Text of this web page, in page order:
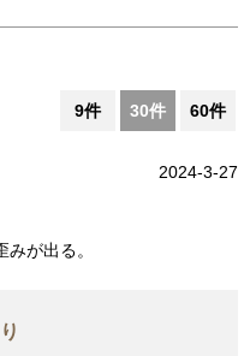
9件 30件 60件
2024-3-27
が出る。